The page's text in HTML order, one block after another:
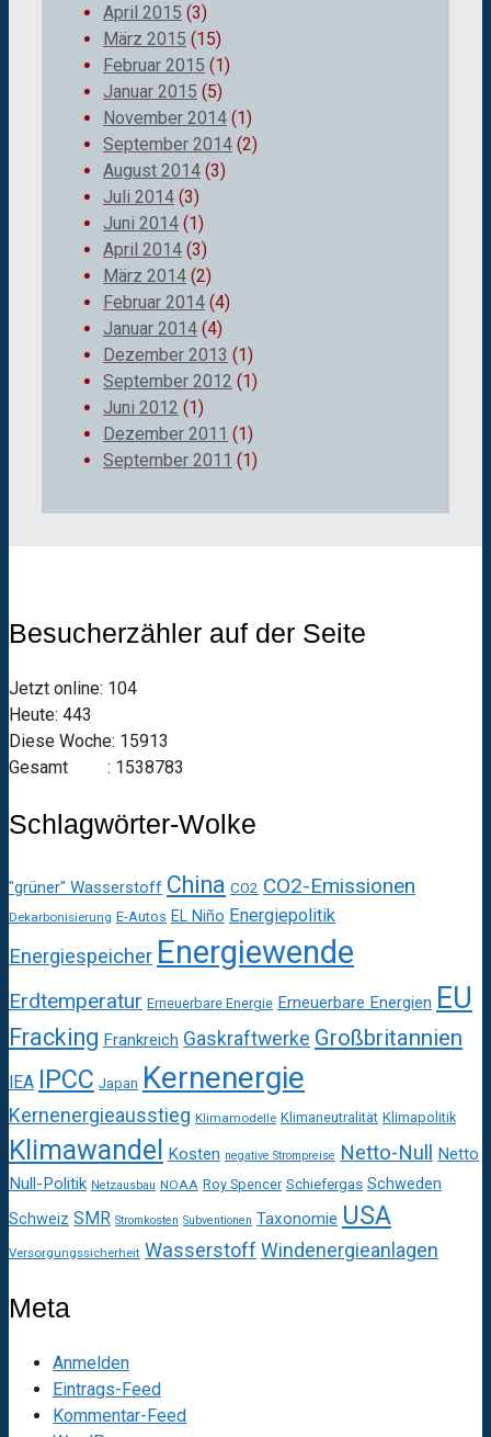
April 2015 (3)
März 2015 (15)
Februar 2015 (1)
Januar 2015 (5)
November 2014 (1)
September 2014 (2)
August 2014 (3)
Juli 2014 (3)
Juni 2014 (1)
April 2014 (3)
März 2014 (2)
Februar 2014 (4)
Januar 2014 (4)
Dezember 2013 (1)
September 2012 (1)
Juni 2012 (1)
Dezember 2011 (1)
September 2011 (1)
Besucherzähler auf der Seite
Jetzt online: 104
Heute: 443
Diese Woche: 15913
Gesamt : 1538783
Schlagwörter-Wolke
"grüner" Wasserstoff China CO2 CO2-Emissionen
Dekarbonisierung E-Autos EL Niño Energiepolitik
Energiespeicher Energiewende
Erdtemperatur Erneuerbare Energie Erneuerbare Energien EU
Fracking Frankreich Gaskraftwerke Großbritannien
IEA IPCC Japan Kernenergie
Kernenergieausstieg Klimamodelle Klimaneutralität Klimapolitik
Klimawandel Kosten negative Strompreise Netto-Null
Netto
Null-Politik Netzausbau NOAA Roy Spencer Schiefergas Schweden
Schweiz SMR Stromkosten Subventionen Taxonomie USA
Versorgungssicherheit Wasserstoff Windenergieanlagen
Meta
Anmelden
Eintrags-Feed
Kommentar-Feed